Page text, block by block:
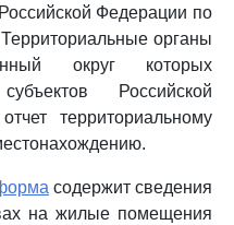
Федерации по
органы
округ которых
Российской
территориальному
содержит сведения
на жилые помещения